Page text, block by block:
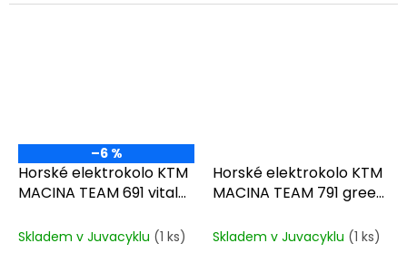
–6 %
Horské elektrokolo KTM
MACINA TEAM 691 vital
Skladem v Juvacyklu (1 ks)
Horské elektrokolo KTM
MACINA TEAM 791 green
(silver+orange)
Skladem v Juvacyklu (1 ks)